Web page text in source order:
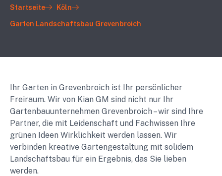
Startseite Köln
Garten Landschaftsbau Grevenbroich
Ihr Garten in Grevenbroich ist Ihr persönlicher
Freiraum. Wir von Kian GM sind nicht nur Ihr
Gartenbauunternehmen Grevenbroich – wir sind Ihre
Partner, die mit Leidenschaft und Fachwissen Ihre
grünen Ideen Wirklichkeit werden lassen. Wir
verbinden kreative Gartengestaltung mit solidem
Landschaftsbau für ein Ergebnis, das Sie lieben
werden.